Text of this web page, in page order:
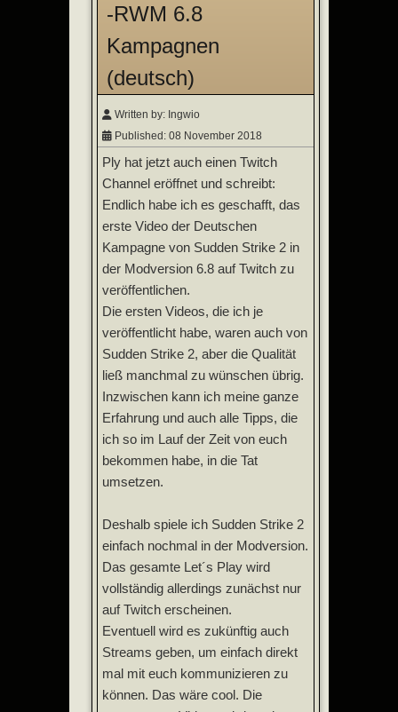
-RWM 6.8
Kampagnen
(deutsch)
Written by: Ingwio
Published: 08 November 2018
Ply hat jetzt auch einen Twitch
Channel eröffnet und schreibt:
Endlich habe ich es geschafft, das
erste Video der Deutschen
Kampagne von Sudden Strike 2 in
der Modversion 6.8 auf Twitch zu
veröffentlichen.
Die ersten Videos, die ich je
veröffentlicht habe, waren auch von
Sudden Strike 2, aber die Qualität
ließ manchmal zu wünschen übrig.
Inzwischen kann ich meine ganze
Erfahrung und auch alle Tipps, die
ich so im Lauf der Zeit von euch
bekommen habe, in die Tat
umsetzen.
Deshalb spiele ich Sudden Strike 2
einfach nochmal in der Modversion.
Das gesamte Let´s Play wird
vollständig allerdings zunächst nur
auf Twitch erscheinen.
Eventuell wird es zukünftig auch
Streams geben, um einfach direkt
mal mit euch kommunizieren zu
können. Das wäre cool. Die